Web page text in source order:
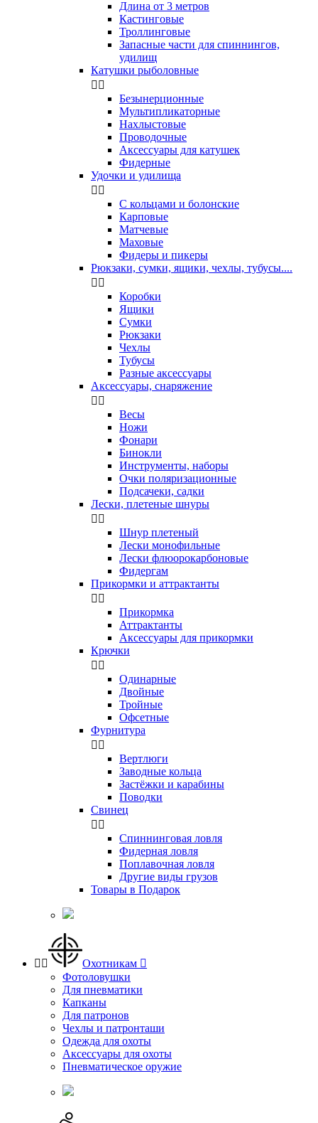
Длина от 3 метров
Кастинговые
Троллинговые
Запасные части для спиннингов,
удилищ
Катушки рыболовные
 
Безынерционные
Мультипликаторные
Нахлыстовые
Проводочные
Аксессуары для катушек
Фидерные
Удочки и удилища
 
С кольцами и болонские
Карповые
Матчевые
Маховые
Фидеры и пикеры
Рюкзаки, сумки, ящики, чехлы, тубусы....
 
Коробки
Ящики
Сумки
Рюкзаки
Чехлы
Тубусы
Разные аксессуары
Аксессуары, снаряжение
 
Весы
Ножи
Фонари
Бинокли
Инструменты, наборы
Очки поляризационные
Подсачеки, садки
Лески, плетеные шнуры
 
Шнур плетеный
Лески монофильные
Лески флюорокарбоновые
Фидергам
Прикормки и аттрактанты
 
Прикормка
Аттрактанты
Аксессуары для прикормки
Крючки
 
Одинарные
Двойные
Тройные
Офсетные
Фурнитура
 
Вертлюги
Заводные кольца
Застёжки и карабины
Поводки
Свинец
 
Спиннинговая ловля
Фидерная ловля
Поплавочная ловля
Другие виды грузов
Товары в Подарок
  Охотникам 
Фотоловушки
Для пневматики
Капканы
Для патронов
Чехлы и патронташи
Одежда для охоты
Аксессуары для охоты
Пневматическое оружие